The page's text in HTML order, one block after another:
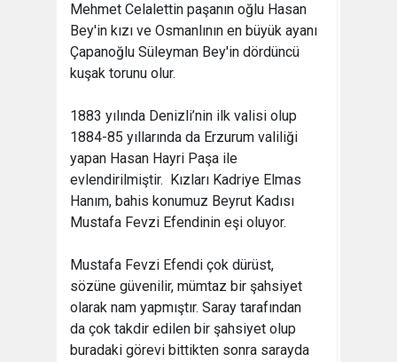
Mehmet Celalettin paşanın oğlu Hasan
Bey'in kızı ve Osmanlının en büyük ayanı
Çapanoğlu Süleyman Bey'in dördüncü
kuşak torunu olur.
1883 yılında Denizli’nin ilk valisi olup
1884-85 yıllarında da Erzurum valiliği
yapan Hasan Hayri Paşa ile
evlendirilmiştir. Kızları Kadriye Elmas
Hanım, bahis konumuz Beyrut Kadısı
Mustafa Fevzi Efendinin eşi oluyor.
Mustafa Fevzi Efendi çok dürüst,
sözüne güvenilir, mümtaz bir şahsiyet
olarak nam yapmıştır. Saray tarafından
da çok takdir edilen bir şahsiyet olup
buradaki görevi bittikten sonra sarayda